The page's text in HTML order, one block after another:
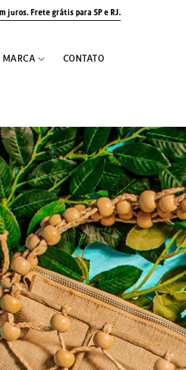
juros. Frete grátis para SP e RJ.
MARCA CONTATO